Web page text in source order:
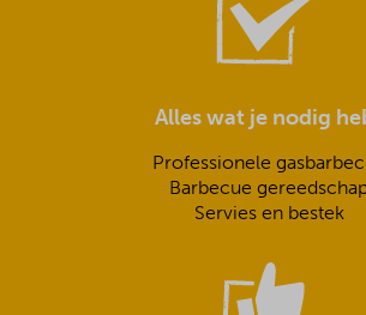
Alles wat je nodig
Professionele
Barbecue
Servies en bestek